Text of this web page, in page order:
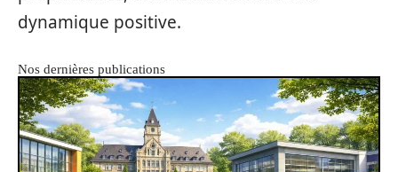
dynamique positive.
Nos dernières publications